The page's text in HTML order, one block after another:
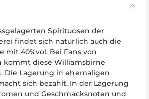
Spirituosen der
findet sich natürlich auch die
mit 40%vol. Bei Fans von
kommt diese Williamsbirne
Die Lagerung in ehemaligen
sich bezahlt. In der Lagerung
und Geschmacksnoten und